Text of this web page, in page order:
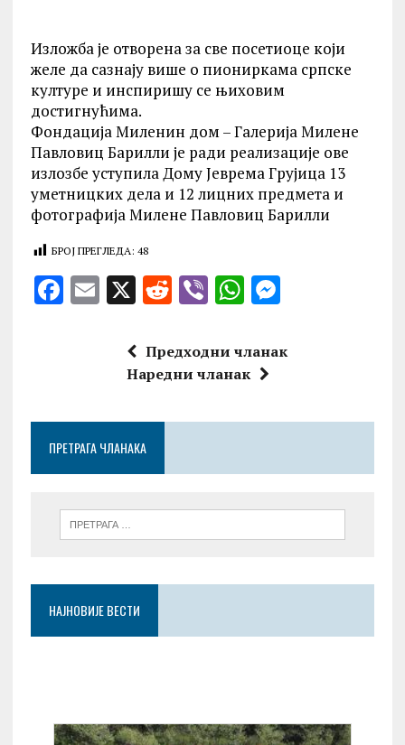
Изложба је отворена за све посетиоце који
желе да сазнају више о пиониркама српске
културе и инспиришу се њиховим
достигнућима.
Фондација Миленин дом – Галерија Милене
Павловиц Барилли је ради реализације ове
излозбе уступила Дому Јеврема Грујица 13
уметницких дела и 12 лицних предмета и
фотографија Милене Павловиц Барилли
БРОЈ ПРЕГЛЕДА: 48
F
o
k
E X R
d
di
V
er
W
at
s
p
M
se
er
Предходни чланак
Наредни чланак
ПРЕТРАГА ЧЛАНАКА
НАЈНОВИЈЕ ВЕСТИ